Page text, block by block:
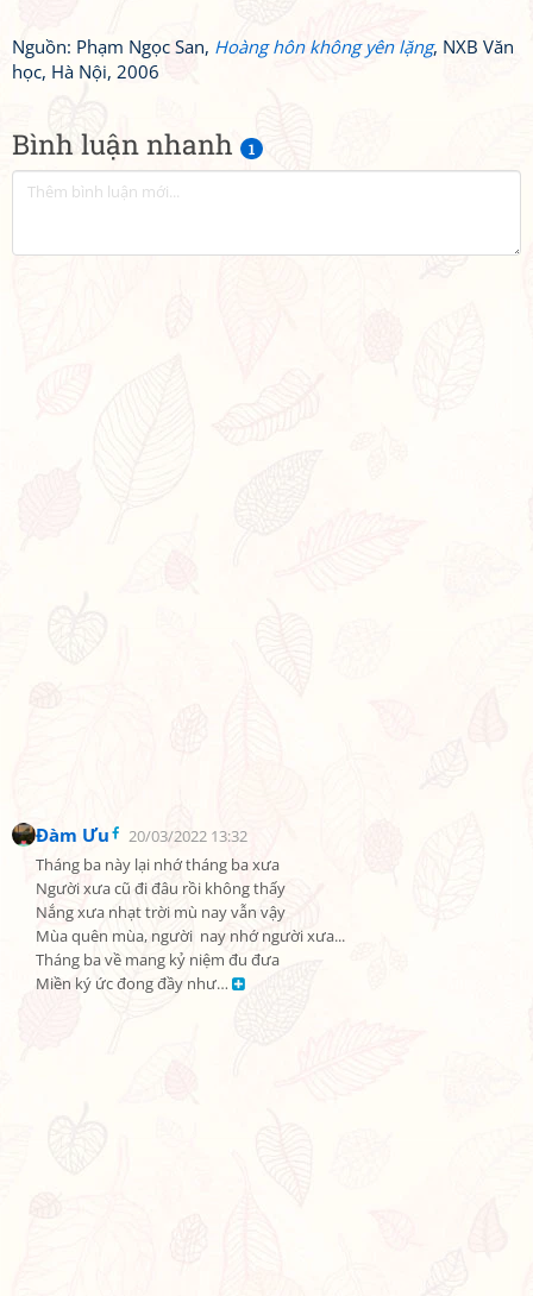
Bình luận nhanh 1
Đàm Ưu
20/03/2022 13:32
Tháng ba này lại nhớ tháng ba xưa
Người xưa cũ đi đâu rồi không thấy
Nắng xưa nhạt trời mù nay vẫn vậy
Mùa quên mùa, người  nay nhớ người xưa...
Tháng ba về mang kỷ niệm đu đưa
Miền ký ức đong đầy như…
Nguồn: Phạm Ngọc San, Hoàng hôn không yên lặng, NXB Văn
học, Hà Nội, 2006